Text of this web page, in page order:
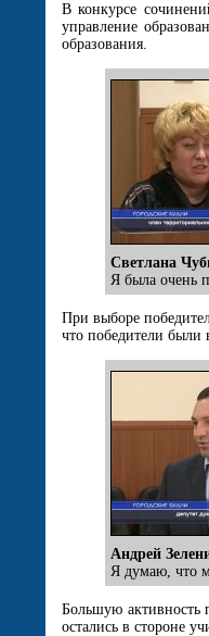
В конкурсе
управление
образования.
Светлана
Я была очень
При выборе
что победители были
Андрей
Я думаю, что
Большую активность
остались в стороне